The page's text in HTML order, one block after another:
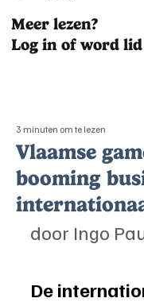
Meer lezen?
Log in of word
Vlaamse
booming
3 minuten om te lezen
door Ingo
De